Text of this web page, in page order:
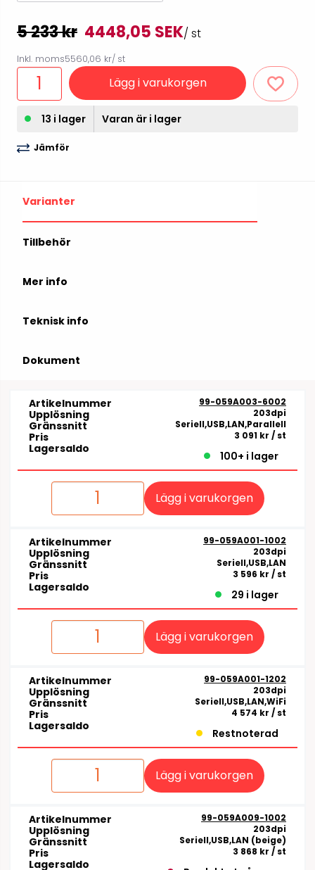
5 233 kr 4448,05 SEK/ st
Inkl. moms5560,06 kr/ st
Lägg i varukorgen
13 i lager Varan är i lager
Jämför
Varianter
Tillbehör
Mer info
Teknisk info
Dokument
Artikelnummer 99-059A003-6002
Upplösning 203dpi
Gränssnitt Seriell,USB,LAN,Parallell
Pris 3 091 kr / st
Lagersaldo
100+ i lager
Lägg i varukorgen
Artikelnummer 99-059A001-1002
Upplösning 203dpi
Gränssnitt Seriell,USB,LAN
Pris 3 596 kr / st
Lagersaldo
29 i lager
Lägg i varukorgen
Artikelnummer 99-059A001-1202
Upplösning 203dpi
Gränssnitt Seriell,USB,LAN,WiFi
Pris 4 574 kr / st
Lagersaldo
Restnoterad
Lägg i varukorgen
Artikelnummer 99-059A009-1002
Upplösning 203dpi
Gränssnitt Seriell,USB,LAN (beige)
Pris 3 868 kr / st
Lagersaldo